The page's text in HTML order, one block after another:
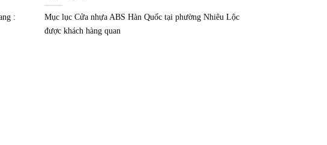
:
Mục lục Cửa nhựa ABS Hàn Quốc tại phường Nhiêu Lộc
được khách hàng quan